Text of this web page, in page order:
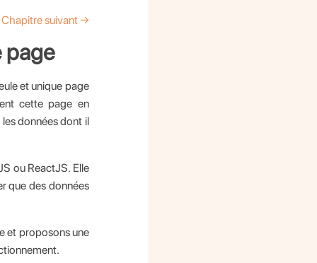
Chapitre suivant →
page
et unique page
cette page en
données dont il
ou ReactJS. Elle
que des données
et proposons une